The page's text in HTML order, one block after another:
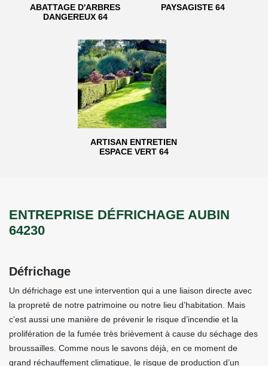
ABATTAGE D'ARBRES
DANGEREUX 64
PAYSAGISTE 64
ARTISAN ENTRETIEN
ESPACE VERT 64
ENTREPRISE DÉFRICHAGE AUBIN
64230
Défrichage
Un défrichage est une intervention qui a une liaison directe avec
la propreté de notre patrimoine ou notre lieu d’habitation. Mais
c’est aussi une manière de prévenir le risque d’incendie et la
prolifération de la fumée très brièvement à cause du séchage des
broussailles. Comme nous le savons déjà, en ce moment de
grand réchauffement climatique, le risque de production d’un